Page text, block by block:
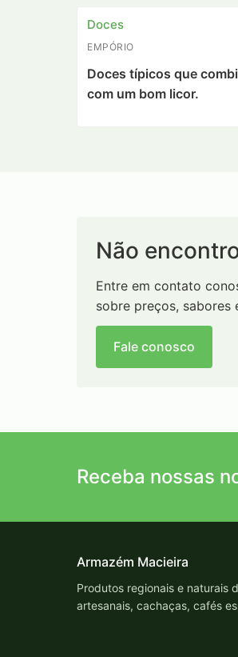
Doces
EMPÓRIO
Doces típicos que
com um bom licor.
Não
Entre em contato
sobre preços, sabores
Fale conosco
Receba nossas
Armazém Macieira
Produtos regionais e naturais
artesanais, cachaças, cafés